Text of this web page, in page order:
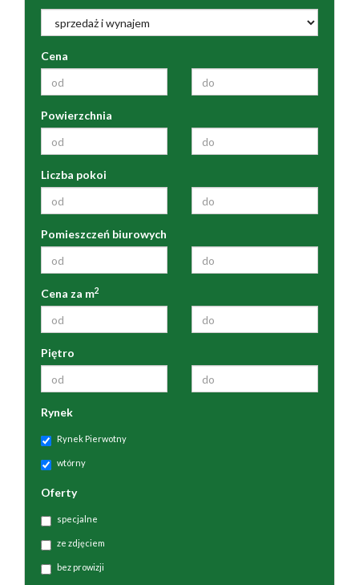
Cena
Powierzchnia
Liczba pokoi
Pomieszczeń biurowych
Cena za m2
Piętro
Rynek
Rynek Pierwotny
wtórny
Oferty
specjalne
ze zdjęciem
bez prowizji